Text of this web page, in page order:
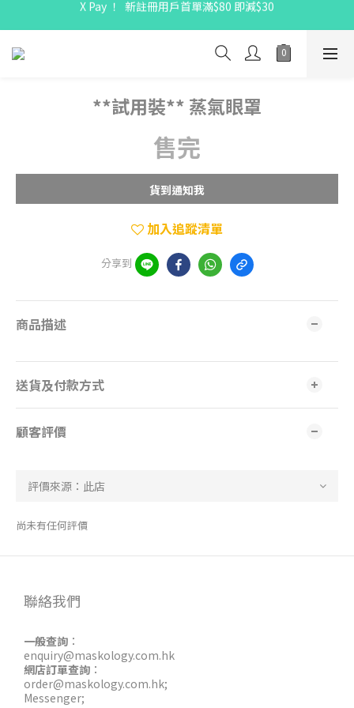
X Pay ！  新註冊用戶首單滿$80 即減$30
X Pay ！  新註冊用戶首單滿$80 即減$30
全線駱駝牌產品會員 9 折
購物折實滿$300可享免運費
**試用裝** 蒸氣眼罩
售完
貨到通知我
加入追蹤清單
分享到
商品描述
送貨及付款方式
顧客評價
尚未有任何評價
聯絡我們
一般查詢 ：
enquiry@maskology.com.hk
網店訂單查詢 ：
order@maskology.com.hk;
Messenger;